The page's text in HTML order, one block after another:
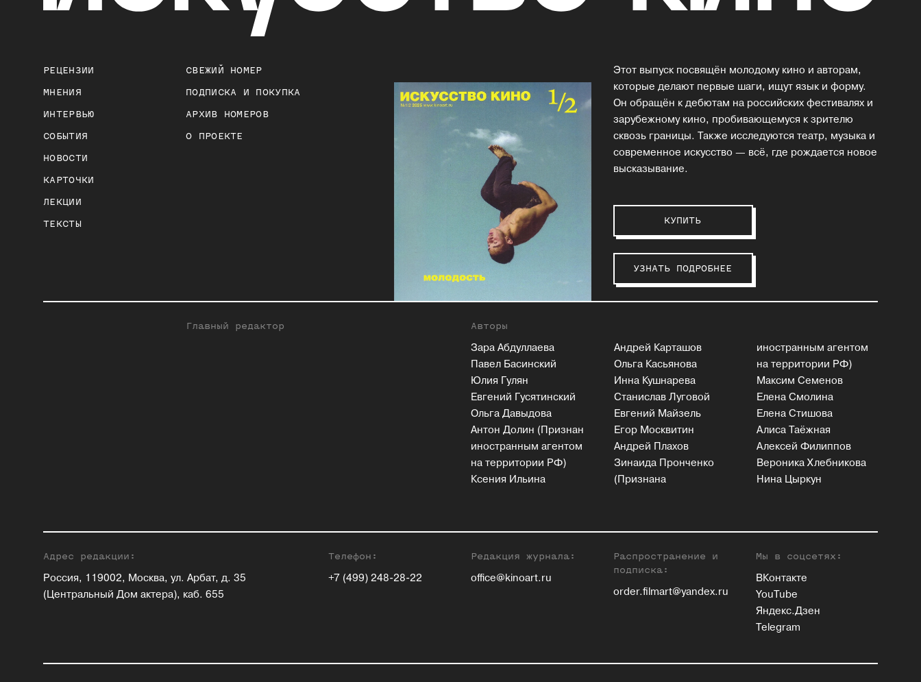
РЕЦЕНЗИИ
МНЕНИЯ
ИНТЕРВЬЮ
СОБЫТИЯ
НОВОСТИ
КАРТОЧКИ
ЛЕКЦИИ
ТЕКСТЫ
СВЕЖИЙ НОМЕР
ПОДПИСКА И ПОКУПКА
АРХИВ НОМЕРОВ
О ПРОЕКТЕ
Этот выпуск посвящён молодому кино и авторам,
которые делают первые шаги, ищут язык и форму.
Он обращён к дебютам на российских фестивалях и
зарубежному кино, пробивающемуся к зрителю
сквозь границы. Также исследуются театр, музыка и
современное искусство — всё, где рождается новое
высказывание.
КУПИТЬ
УЗНАТЬ ПОДРОБНЕЕ
Главный редактор Авторы
Зара Абдуллаева
Павел Басинский
Юлия Гулян
Евгений Гусятинский
Ольга Давыдова
Антон Долин (Признан
иностранным агентом
на территории РФ)
Ксения Ильина
Андрей Карташов
Ольга Касьянова
Инна Кушнарева
Станислав Луговой
Евгений Майзель
Егор Москвитин
Андрей Плахов
Зинаида Пронченко
(Признана
иностранным агентом
на территории РФ)
Максим Семенов
Елена Смолина
Елена Стишова
Алиса Таёжная
Алексей Филиппов
Вероника Хлебникова
Нина Цыркун
Адрес редакции:
Россия, 119002, Москва, ул. Арбат, д. 35
(Центральный Дом актера), каб. 655
Телефон:
+7 (499) 248-28-22
Редакция журнала:
office@kinoart.ru
Распространение и
подписка:
order.filmart@yandex.ru
Мы в соцсетях:
ВКонтакте
YouTube
Яндекс.Дзен
Telegram